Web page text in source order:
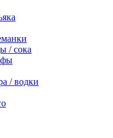
/ сока
/ водки